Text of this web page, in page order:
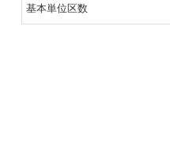
基本単位区数